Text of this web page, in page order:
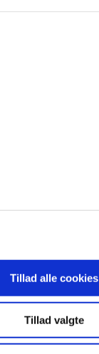
Tillad alle cookies
Tillad valgte